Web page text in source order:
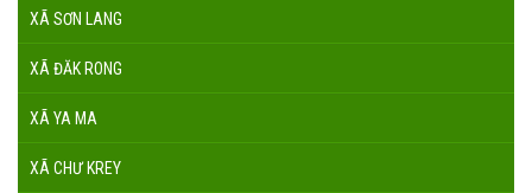
XÃ SƠN LANG
XÃ ĐĂK RONG
XÃ YA MA
XÃ CHƯ KREY